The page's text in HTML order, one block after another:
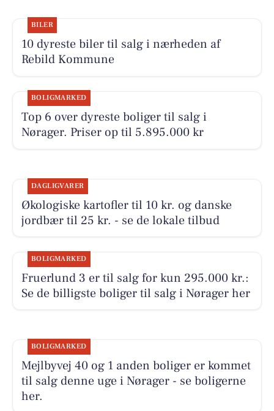
BILER
10 dyreste biler til salg i nærheden af
Rebild Kommune
BOLIGMARKED
Top 6 over dyreste boliger til salg i
Nørager. Priser op til 5.895.000 kr
DAGLIGVARER
Økologiske kartofler til 10 kr. og danske
jordbær til 25 kr. - se de lokale tilbud
BOLIGMARKED
Fruerlund 3 er til salg for kun 295.000 kr.:
Se de billigste boliger til salg i Nørager her
BOLIGMARKED
Mejlbyvej 40 og 1 anden boliger er kommet
til salg denne uge i Nørager - se boligerne
her.